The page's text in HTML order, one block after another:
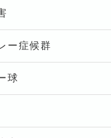
ー症候群
球